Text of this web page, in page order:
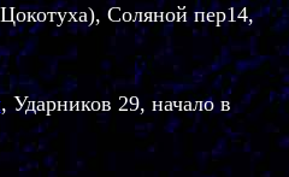
Соляной пер14,
, Ударников 29, начало в